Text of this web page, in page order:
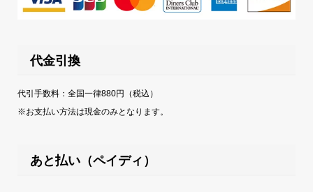
代金引換
代引手数料：全国一律880円（税込）
※お支払い方法は現金のみとなります。
あと払い（ペイディ）